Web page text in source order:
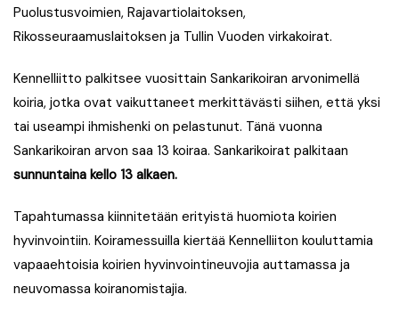
Puolustusvoimien, Rajavartiolaitoksen,
Rikosseuraamuslaitoksen ja Tullin Vuoden virkakoirat.
Kennelliitto palkitsee vuosittain Sankarikoiran arvonimellä
koiria, jotka ovat vaikuttaneet merkittävästi siihen, että yksi
tai useampi ihmishenki on pelastunut. Tänä vuonna
Sankarikoiran arvon saa 13 koiraa. Sankarikoirat palkitaan
sunnuntaina kello 13 alkaen.
Tapahtumassa kiinnitetään erityistä huomiota koirien
hyvinvointiin. Koiramessuilla kiertää Kennelliiton kouluttamia
vapaaehtoisia koirien hyvinvointineuvojia auttamassa ja
neuvomassa koiranomistajia.